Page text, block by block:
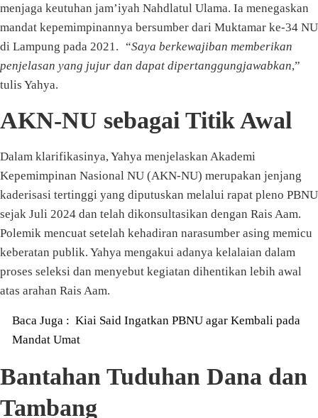
menjaga keutuhan jam’iyah Nahdlatul Ulama. Ia menegaskan
mandat kepemimpinannya bersumber dari Muktamar ke-34 NU
di Lampung pada 2021. “Saya berkewajiban memberikan
penjelasan yang jujur dan dapat dipertanggungjawabkan,”
tulis Yahya.
AKN-NU sebagai Titik Awal
Dalam klarifikasinya, Yahya menjelaskan Akademi
Kepemimpinan Nasional NU (AKN-NU) merupakan jenjang
kaderisasi tertinggi yang diputuskan melalui rapat pleno PBNU
sejak Juli 2024 dan telah dikonsultasikan dengan Rais Aam.
Polemik mencuat setelah kehadiran narasumber asing memicu
keberatan publik. Yahya mengakui adanya kelalaian dalam
proses seleksi dan menyebut kegiatan dihentikan lebih awal
atas arahan Rais Aam.
Baca Juga : Kiai Said Ingatkan PBNU agar Kembali pada
Mandat Umat
Bantahan Tuduhan Dana dan
Tambang